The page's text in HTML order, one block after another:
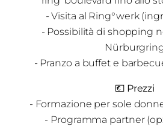
- Visita al Ring°werk
- Possibilità di shopping
- Pranzo a buffet e
💶 Prezzi
- Formazione per sole
- Programma partner